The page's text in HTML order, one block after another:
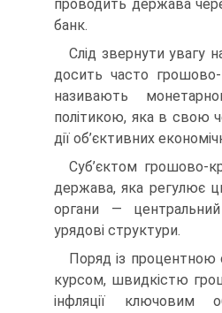
проводить держава
банк.
Слід звернути увагу
досить часто
називають
політикою, яка в свою
дії об’єктивних
Суб’єктом грошово-
держава, яка регулює
органи —
урядові структури.
Поряд із
курсом, швидкістю
інфляції ключовим